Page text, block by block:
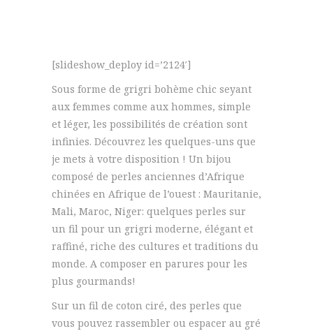
[slideshow_deploy id=’2124′]
Sous forme de grigri bohème chic seyant
aux femmes comme aux hommes, simple
et léger, les possibilités de création sont
infinies. Découvrez les quelques-uns que
je mets à votre disposition ! Un bijou
composé de perles anciennes d’Afrique
chinées en Afrique de l’ouest : Mauritanie,
Mali, Maroc, Niger: quelques perles sur
un fil pour un grigri moderne, élégant et
raffiné, riche des cultures et traditions du
monde. A composer en parures pour les
plus gourmands!
Sur un fil de coton ciré, des perles que
vous pouvez rassembler ou espacer au gré